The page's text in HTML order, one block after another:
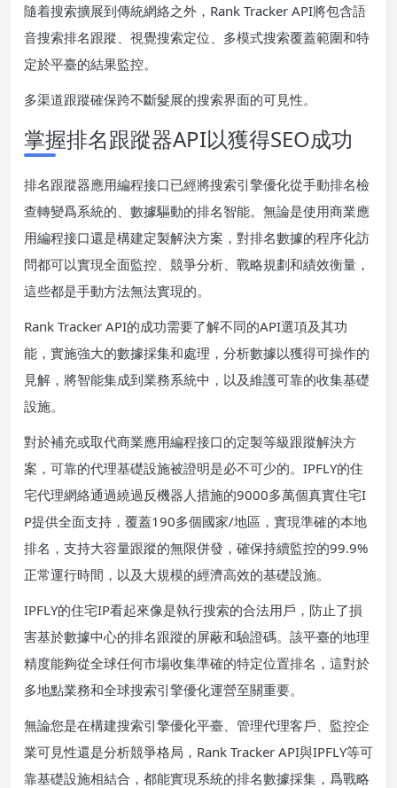
隨着搜索擴展到傳統網絡之外，Rank Tracker API將包含語
音搜索排名跟蹤、視覺搜索定位、多模式搜索覆蓋範圍和特
定於平臺的結果監控。
多渠道跟蹤確保跨不斷髮展的搜索界面的可見性。
掌握排名跟蹤器API以獲得SEO成功
排名跟蹤器應用編程接口已經將搜索引擎優化從手動排名檢
查轉變爲系統的、數據驅動的排名智能。無論是使用商業應
用編程接口還是構建定製解決方案，對排名數據的程序化訪
問都可以實現全面監控、競爭分析、戰略規劃和績效衡量，
這些都是手動方法無法實現的。
Rank Tracker API的成功需要了解不同的API選項及其功
能，實施強大的數據採集和處理，分析數據以獲得可操作的
見解，將智能集成到業務系統中，以及維護可靠的收集基礎
設施。
對於補充或取代商業應用編程接口的定製等級跟蹤解決方
案，可靠的代理基礎設施被證明是必不可少的。IPFLY的住
宅代理網絡通過繞過反機器人措施的9000多萬個真實住宅I
P提供全面支持，覆蓋190多個國家/地區，實現準確的本地
排名，支持大容量跟蹤的無限併發，確保持續監控的99.9%
正常運行時間，以及大規模的經濟高效的基礎設施。
IPFLY的住宅IP看起來像是執行搜索的合法用戶，防止了損
害基於數據中心的排名跟蹤的屏蔽和驗證碼。該平臺的地理
精度能夠從全球任何市場收集準確的特定位置排名，這對於
多地點業務和全球搜索引擎優化運營至關重要。
無論您是在構建搜索引擎優化平臺、管理代理客戶、監控企
業可見性還是分析競爭格局，Rank Tracker API與IPFLY等可
靠基礎設施相結合，都能實現系統的排名數據採集，爲戰略